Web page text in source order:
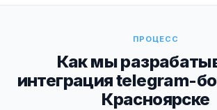
ПРОЦЕСС
Как мы
интеграция telegram-
Красноярске